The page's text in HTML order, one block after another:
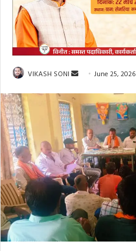
VIKASH SONI
Send
email
June 25, 2026